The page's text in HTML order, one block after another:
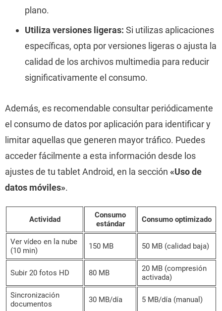
plano.
Utiliza versiones ligeras: Si utilizas aplicaciones
específicas, opta por versiones ligeras o ajusta la
calidad de los archivos multimedia para reducir
significativamente el consumo.
Además, es recomendable consultar periódicamente
el consumo de datos por aplicación para identificar y
limitar aquellas que generen mayor tráfico. Puedes
acceder fácilmente a esta información desde los
ajustes de tu tablet Android, en la sección «Uso de
datos móviles».
Actividad
Consumo
estándar
Consumo optimizado
Ver vídeo en la nube
(10 min)
150 MB 50 MB (calidad baja)
Subir 20 fotos HD 80 MB
20 MB (compresión
activada)
Sincronización
documentos
30 MB/día 5 MB/día (manual)